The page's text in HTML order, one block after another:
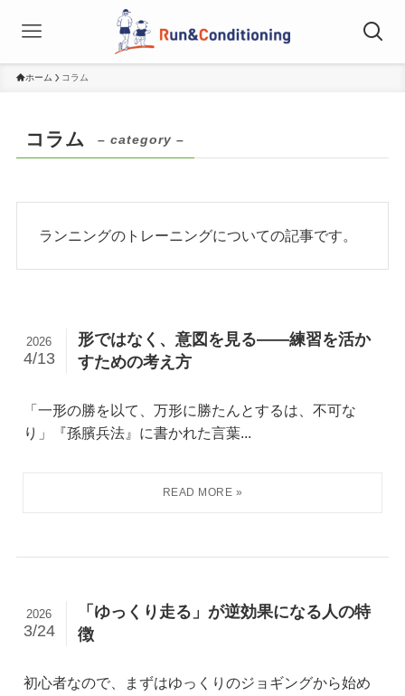
ホーム コラム
コラム – category –
ランニングのトレーニングについての記事です。
形ではなく、意図を見る——練習を活か
すための考え方
2026
4/13
「一形の勝を以て、万形に勝たんとするは、不可な
り」『孫臏兵法』に書かれた言葉...
「ゆっくり走る」が逆効果になる人の特
徴
2026
3/24
初心者なので、まずはゆっくりのジョギングから始め